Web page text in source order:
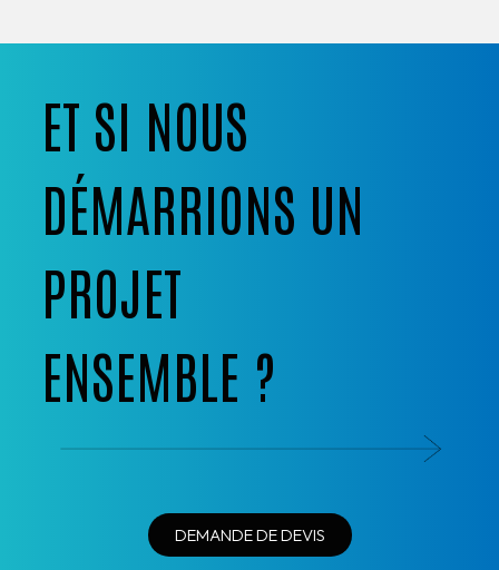
ET SI NOUS
DÉMARRIONS UN
PROJET
ENSEMBLE ?
DEMANDE DE DEVIS